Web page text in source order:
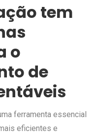
tem
o
de
ferramenta essencial
eficientes e